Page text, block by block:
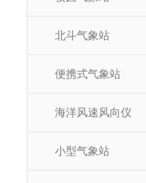
北斗气象站
便携式气象站
海洋风速风向仪
小型气象站